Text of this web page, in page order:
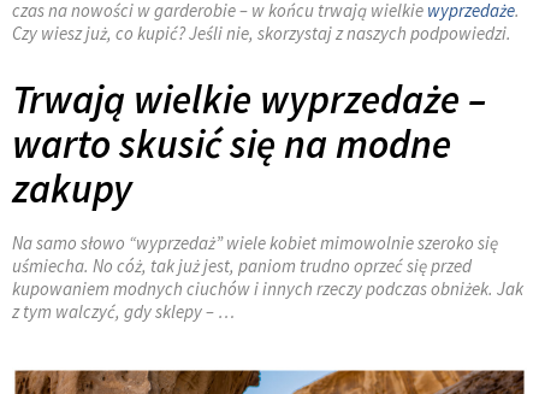
czas na nowości w garderobie – w końcu trwają wielkie wyprzedaże.
Czy wiesz już, co kupić? Jeśli nie, skorzystaj z naszych podpowiedzi.
Trwają wielkie wyprzedaże –
warto skusić się na modne
zakupy
Na samo słowo “wyprzedaż” wiele kobiet mimowolnie szeroko się
uśmiecha. No cóż, tak już jest, paniom trudno oprzeć się przed
kupowaniem modnych ciuchów i innych rzeczy podczas obniżek. Jak
z tym walczyć, gdy sklepy – …